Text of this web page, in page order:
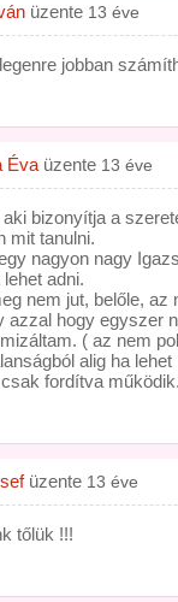
üzente 13 éve
jobban
Éva üzente 13 éve
bizonyítja a
mit tanulni.
nagyon nagy
adni.
nem jut, belőle, az
azzal hogy egyszer
( az nem
alig ha
fordítva
üzente 13 éve
tőlük !!!